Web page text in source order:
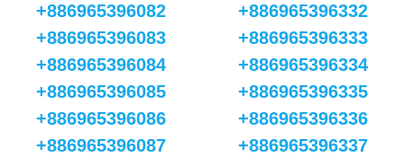
+886965396082
+886965396083
+886965396084
+886965396085
+886965396086
+886965396087
+886965396332
+886965396333
+886965396334
+886965396335
+886965396336
+886965396337